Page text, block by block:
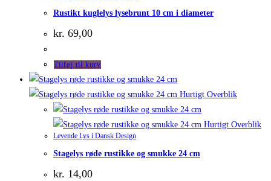
Rustikt kuglelys lysebrunt 10 cm i diameter
kr. 69,00
Tilføj til kurv
Hurtigt Overblik
Hurtigt Overblik
Levende Lys i Dansk Design
Stagelys røde rustikke og smukke 24 cm
kr. 14,00